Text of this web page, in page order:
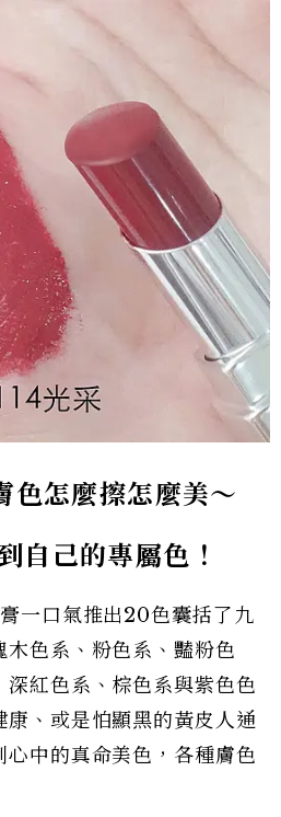
色怎麼擦怎麼美～
自己的專屬色！
一口氣推出20色囊括了九
色系、粉色系、豔粉色
深紅色系、棕色系與紫色色
康、或是怕顯黑的黃皮人通
中的真命美色，各種膚色